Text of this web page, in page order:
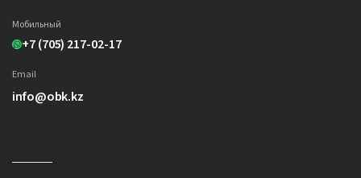
Мобильный
+7 (705) 217-02-17
Email
info@obk.kz